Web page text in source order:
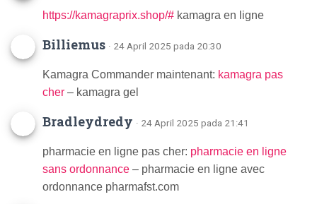
https://kamagraprix.shop/# kamagra en ligne
Billiemus · 24 April 2025 pada 20:30
Kamagra Commander maintenant: kamagra pas
cher – kamagra gel
Bradleydredy · 24 April 2025 pada 21:41
pharmacie en ligne pas cher: pharmacie en ligne
sans ordonnance – pharmacie en ligne avec
ordonnance pharmafst.com